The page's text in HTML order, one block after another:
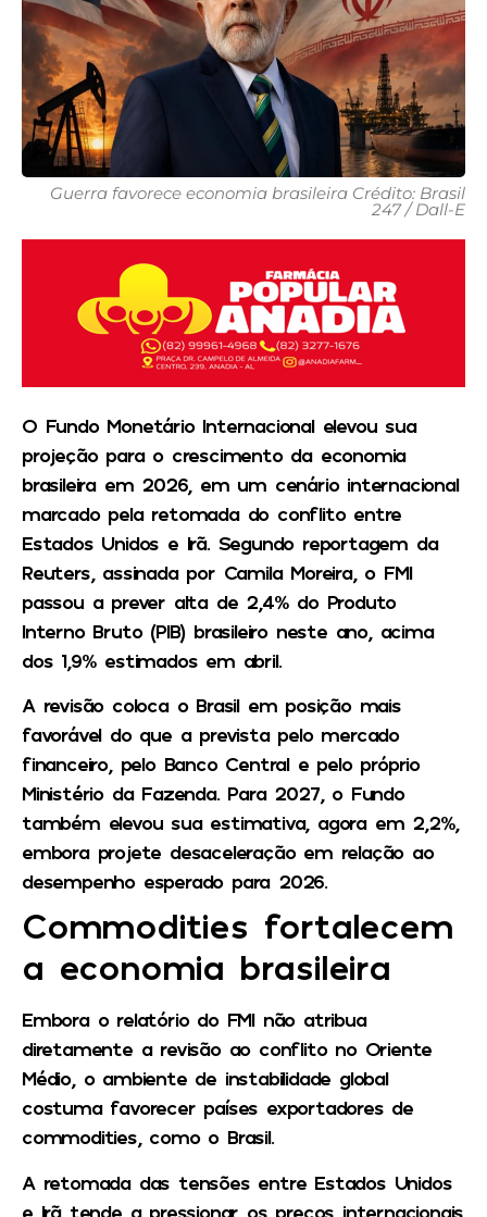
Guerra favorece economia brasileira Crédito: Brasil
247 / Dall-E
O Fundo Monetário Internacional elevou sua
projeção para o crescimento da economia
brasileira em 2026, em um cenário internacional
marcado pela retomada do conflito entre
Estados Unidos e Irã. Segundo reportagem da
Reuters, assinada por Camila Moreira, o FMI
passou a prever alta de 2,4% do Produto
Interno Bruto (PIB) brasileiro neste ano, acima
dos 1,9% estimados em abril.
A revisão coloca o Brasil em posição mais
favorável do que a prevista pelo mercado
financeiro, pelo Banco Central e pelo próprio
Ministério da Fazenda. Para 2027, o Fundo
também elevou sua estimativa, agora em 2,2%,
embora projete desaceleração em relação ao
desempenho esperado para 2026.
Commodities fortalecem
a economia brasileira
Embora o relatório do FMI não atribua
diretamente a revisão ao conflito no Oriente
Médio, o ambiente de instabilidade global
costuma favorecer países exportadores de
commodities, como o Brasil.
A retomada das tensões entre Estados Unidos
e Irã tende a pressionar os preços internacionais